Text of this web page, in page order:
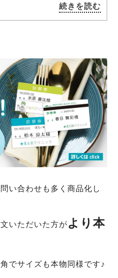
続きを読む
い合わせも多く商品化し
いただいた方が より本
でサイズも本物同様です♪